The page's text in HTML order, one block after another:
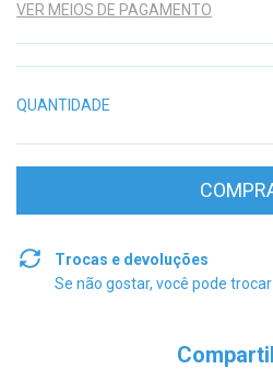
VER MEIOS DE PAGAMENTO
QUANTIDADE
Trocas e devoluções
Se não gostar, você pode